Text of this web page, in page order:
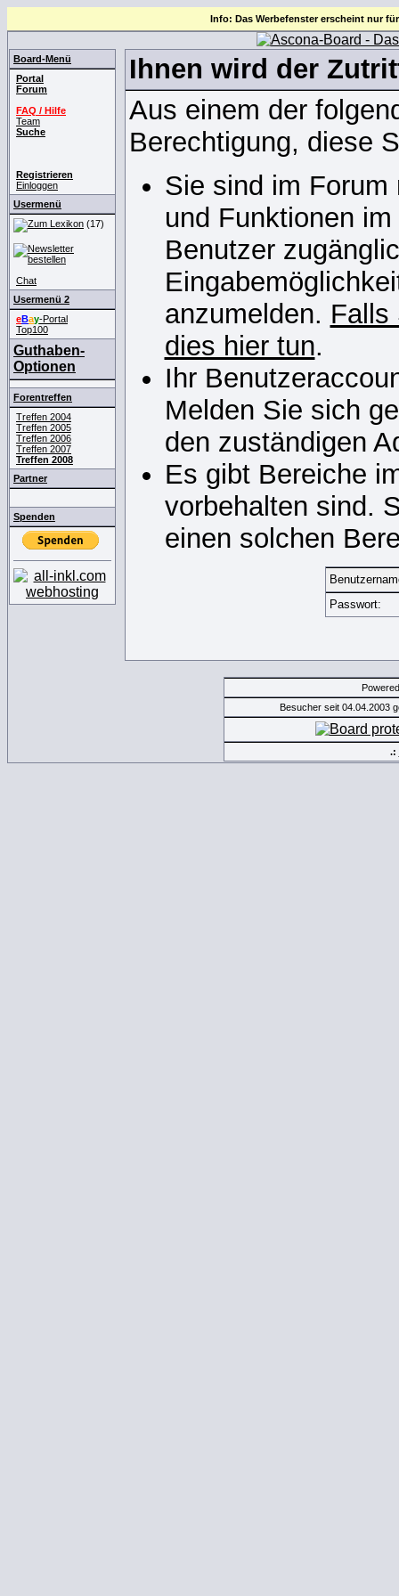
Info: Das Werbefenster erscheint nur
Board-Menü
Portal
Forum
FAQ / Hilfe
Team
Suche
Registrieren
Einloggen
Usermenü
(17)
Chat
Usermenü 2
eBay-Portal
Top100
Guthaben-
Optionen
Forentreffen
Treffen 2004
Treffen 2005
Treffen 2006
Treffen 2007
Treffen 2008
Partner
Spenden
Ihnen wird der
Aus einem der
Berechtigung, diese
Sie sind im
und Funktionen
Benutzer
anzumelden. Falls
dies hier tun.
Ihr
Melden Sie sich
den zuständigen
Es gibt Bereiche
vorbehalten sind.
einen solchen
Passwort:
Besucher seit 04.04.2003
.: